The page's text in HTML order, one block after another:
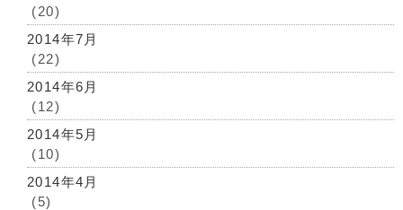
(20)
2014年7月
(22)
2014年6月
(12)
2014年5月
(10)
2014年4月
(5)